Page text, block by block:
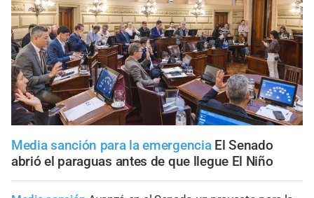
Media sanción para la emergencia El Senado
abrió el paraguas antes de que llegue El Niño